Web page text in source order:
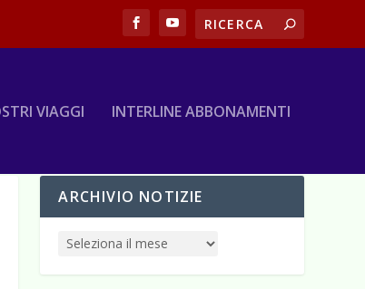
VIAGGI INTERLINE ABBONAMENTI
ARCHIVIO NOTIZIE